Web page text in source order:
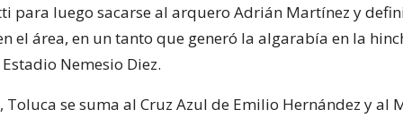
para luego sacarse al arquero Adrián Martínez y
el área, en un tanto que generó la algarabía en la
Nemesio Diez.
Toluca se suma al Cruz Azul de Emilio Hernández y al